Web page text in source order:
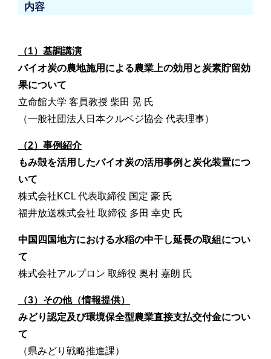
内容
（1）基調講演
バイオ炭の農地施用による農業上の効用と炭素貯留効
果について
立命館大学 客員教授 柴田 晃 氏
（一般社団法人日本クルベジ協会 代表理事）
（2）事例紹介
もみ殻を活用したバイオ炭の活用事例と炭化装置につ
いて
株式会社KCL 代表取締役 国定 豪 氏
福井放送株式会社 取締役 多田 幸史 氏
中国四国地方における水稲の中干し延長の取組につい
て
株式会社アルプロン 取締役 奥村 嘉朗 氏
（3）その他（情報提供）
みどり認定及び環境保全型農業直接支払交付金につい
て
（県みどり戦略推進課）